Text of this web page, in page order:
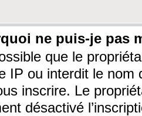
ne puis-je pas
que le
IP ou interdit le nom
inscrire. Le
désactivé